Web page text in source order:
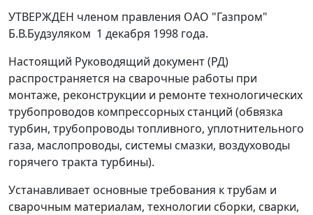
УТВЕРЖДЕН членом правления ОАО "Газпром"
Б.В.Будзуляком 1 декабря 1998 года.
Настоящий Руководящий документ (РД)
распространяется на сварочные работы при
монтаже, реконструкции и ремонте технологических
трубопроводов компрессорных станций (обвязка
турбин, трубопроводы топливного, уплотнительного
газа, маслопроводы, системы смазки, воздуховоды
горячего тракта турбины).
Устанавливает основные требования к трубам и
сварочным материалам, технологии сборки, сварки,